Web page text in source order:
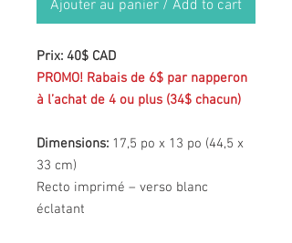
Ajouter au panier / Add to cart
Prix: 40$ CAD
PROMO! Rabais de 6$ par napperon
à l’achat de 4 ou plus (34$ chacun)
Dimensions: 17,5 po x 13 po (44,5 x
33 cm)
Recto imprimé – verso blanc
éclatant